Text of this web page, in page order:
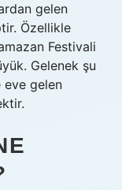
gelen
Özellikle
Festivali
Gelenek şu
eve gelen